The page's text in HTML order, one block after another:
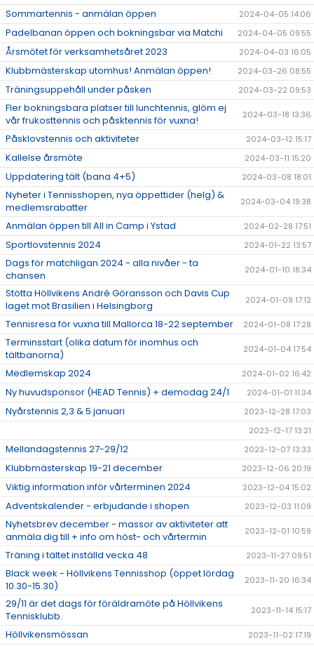
Sommartennis - anmälan öppen 2024-04-05 14:06
Padelbanan öppen och bokningsbar via Matchi 2024-04-05 09:55
Årsmötet för verksamhetsåret 2023 2024-04-03 16:05
Klubbmästerskap utomhus! Anmälan öppen! 2024-03-26 08:55
Träningsuppehåll under påsken 2024-03-22 09:53
Fler bokningsbara platser till lunchtennis, glöm ej
vår frukosttennis och påsktennis för vuxna!
2024-03-18 13:36
Påsklovstennis och aktiviteter 2024-03-12 15:17
Kallelse årsmöte 2024-03-11 15:20
Uppdatering tält (bana 4+5) 2024-03-08 18:01
Nyheter i Tennisshopen, nya öppettider (helg) &
medlemsrabatter
2024-03-04 19:38
Anmälan öppen till All in Camp i Ystad 2024-02-28 17:51
Sportlovstennis 2024 2024-01-22 13:57
Dags för matchligan 2024 - alla nivåer - ta
chansen
2024-01-10 18:34
Stötta Höllvikens André Göransson och Davis Cup
laget mot Brasilien i Helsingborg
2024-01-09 17:12
Tennisresa för vuxna till Mallorca 18-22 september 2024-01-08 17:28
Terminsstart (olika datum för inomhus och
tältbanorna)
2024-01-04 17:54
Medlemskap 2024 2024-01-02 16:42
Ny huvudsponsor (HEAD Tennis) + demodag 24/1 2024-01-01 11:34
Nyårstennis 2,3 & 5 januari
2023-12-28 17:03
2023-12-17 13:21
Mellandagstennis 27-29/12 2023-12-07 13:33
Klubbmästerskap 19-21 december 2023-12-06 20:19
Viktig information inför vårterminen 2024 2023-12-04 15:02
Adventskalender - erbjudande i shopen 2023-12-03 11:09
Nyhetsbrev december - massor av aktiviteter att
anmäla dig till + info om höst- och vårtermin
2023-12-01 10:59
Träning i tältet inställd vecka 48 2023-11-27 09:51
Black week - Höllvikens Tennisshop (öppet lördag
10.30-15.30)
2023-11-20 16:34
29/11 är det dags för föräldramöte på Höllvikens
Tennisklubb.
2023-11-14 15:17
Höllvikensmössan 2023-11-02 17:19